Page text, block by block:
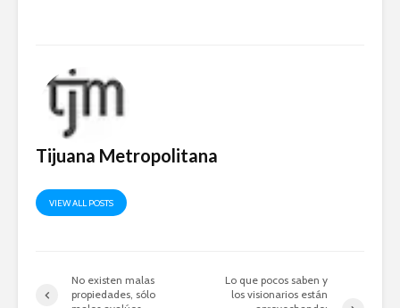
Tijuana Metropolitana
VIEW ALL POSTS
No existen malas
propiedades, sólo
Lo que pocos saben y
los visionarios están